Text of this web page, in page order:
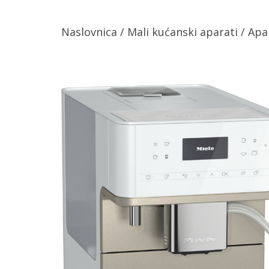
Naslovnica / Mali kućanski aparati /